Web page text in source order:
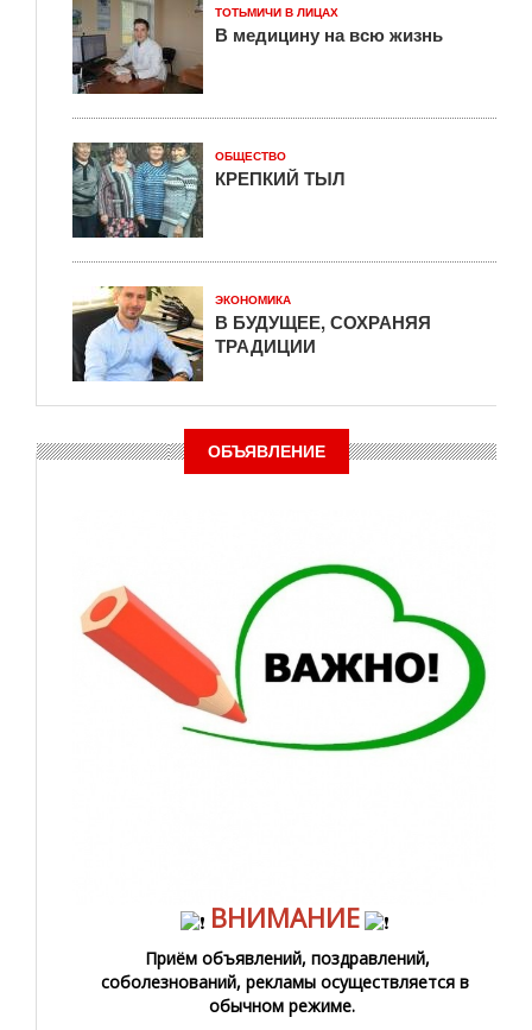
ТОТЬМИЧИ В ЛИЦАХ
В медицину на всю жизнь
ОБЩЕСТВО
КРЕПКИЙ ТЫЛ
ЭКОНОМИКА
В БУДУЩЕЕ, СОХРАНЯЯ
ТРАДИЦИИ
ОБЪЯВЛЕНИЕ
ВНИМАНИЕ
Приём объявлений, поздравлений,
соболезнований, рекламы осуществляется в
обычном режиме.